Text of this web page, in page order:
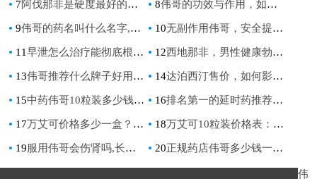
7阿伐那非是硬度最好的吗,揭秘其真实效果与用户评价 8伟哥的功效与作用，如何正确使用以提升男性健康
9伟哥的药名叫什么名字,一次讲清楚它的正确名称和用法 10无副作用伟哥，安全提升性能力的首选方案
11早泄怎么治疗能彻底根除的方法，探索有效治愈早泄的全面指南 12西地那非，男性健康勃起功能障碍的有效药物
13伟哥推荐什么牌子好用贵的,高端品牌效果对比与购买指南 14达泊西汀售价，如何影响男性健康消费选择
15中药伟哥10粒装多少钱一盒，价格揭秘与购买指南 16排名第一的延时药推荐及效果分析
17万艾可价格多少一盒？2023年最新价格及购买指南 18万艾可10粒装价格表：全面解析与购买指南
19 服用伟哥会伤肾吗,长期服用对肾功能的影响及注意事项 20正规药店伟哥多少钱一粒有异味吗,价格和气味真相揭秘
伟